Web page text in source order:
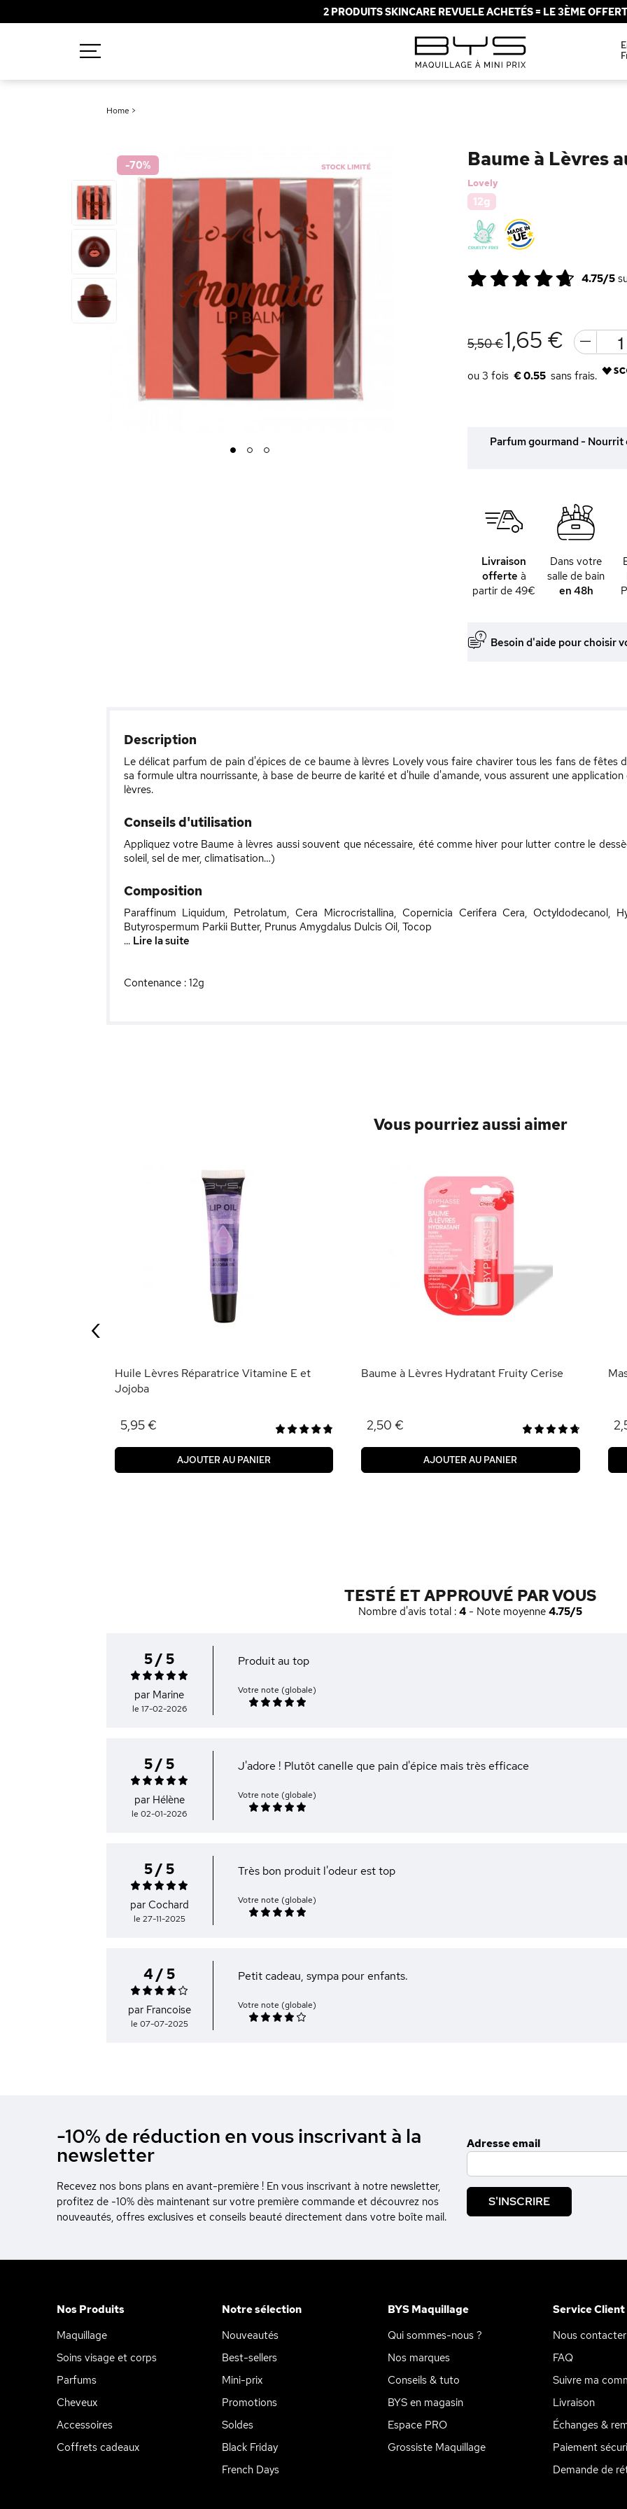
2 PRODUITS SKINCARE REVUELE ACHETÉS = LE 3ÈME
Home >
-70%
1 2 3
Baume à Lèvres
Lovely
12g
4.75/5
5,50 €1,65 €
€ 0.55
Parfum gourmand -
Livraison
offerte à
partir de 49€
Dans votre
salle de bain
en 48h
Besoin d'aide pour choisir
Description
Le délicat parfum de pain d'épices de ce baume à lèvres Lovely vous faire chavirer tous les fans de fêtes
sa formule ultra nourrissante, à base de beurre de karité et d'huile d'amande, vous assurent une
lèvres.
Conseils d'utilisation
Appliquez votre Baume à lèvres aussi souvent que nécessaire, été comme hiver pour lutter contre le
soleil, sel de mer, climatisation…)
Composition
Paraffinum Liquidum, Petrolatum, Cera Microcristallina, Copernicia Cerifera Cera, Octyldodecanol,
Butyrospermum Parkii Butter, Prunus Amygdalus Dulcis Oil, Tocop
... Lire la suite
Contenance : 12g
Vous pourriez aussi aimer
Huile Lèvres Réparatrice Vitamine E et
Jojoba
5,95 €
AJOUTER AU PANIER
Baume à Lèvres Hydratant Fruity Cerise
2,50 €
AJOUTER AU PANIER
‹
TESTÉ ET APPROUVÉ PAR VOUS
Nombre d'avis total : 4 - Note moyenne 4.75/5
5 / 5
par Marine
le 17-02-2026
Produit au top
Votre note (globale)
5 / 5
par Hélène
le 02-01-2026
J'adore ! Plutôt canelle que pain d'épice mais très efficace
Votre note (globale)
5 / 5
par Cochard
le 27-11-2025
Très bon produit l'odeur est top
Votre note (globale)
4 / 5
par Francoise
le 07-07-2025
Petit cadeau, sympa pour enfants.
Votre note (globale)
Palette
Solaire
Brumes
Blush
-10% de réduction en vous inscrivant à la
newsletter
Recevez nos bons plans en avant-première ! En vous inscrivant à notre newsletter,
profitez de -10% dès maintenant sur votre première commande et découvrez nos
nouveautés, offres exclusives et conseils beauté directement dans votre boîte mail.
Adresse email
S'INSCRIRE
Nos Produits
Maquillage
Soins visage et corps
Parfums
Cheveux
Accessoires
Coffrets cadeaux
Notre sélection
Nouveautés
Best-sellers
Mini-prix
Promotions
Soldes
Black Friday
French Days
BYS Maquillage
Qui sommes-nous ?
Nos marques
Conseils & tuto
BYS en magasin
Espace PRO
Grossiste Maquillage
Service Client
Nous contacter
FAQ
Suivre ma
Livraison
Échanges &
Paiement
Demande de